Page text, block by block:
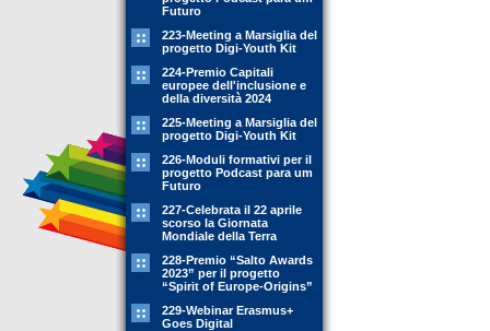
Futuro
223-Meeting a Marsiglia del
progetto Digi-Youth Kit
224-Premio Capitali
europee dell'inclusione e
della diversità 2024
225-Meeting a Marsiglia del
progetto Digi-Youth Kit
226-Moduli formativi per il
progetto Podcast para um
Futuro
227-Celebrata il 22 aprile
scorso la Giornata
Mondiale della Terra
228-Premio “Salto Awards
2023” per il progetto
“Spirit of Europe-Origins”
229-Webinar Erasmus+
Goes Digital